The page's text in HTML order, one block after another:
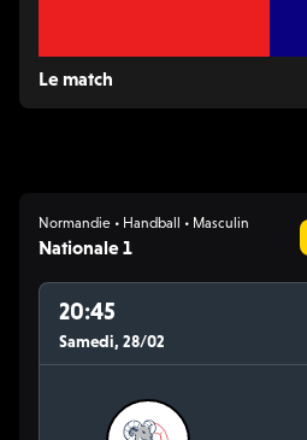
Le match
Normandie • Handball • Masculin
Nationale 1
20:45
Samedi, 28/02